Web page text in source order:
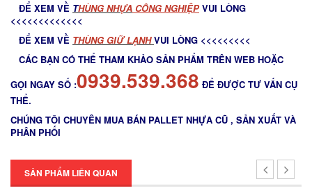
Thớt nhựa làm băng tải
Thớt nhựa nhập khẩu
ĐỂ XEM VỀ THÙNG NHỰA CÔNG NGHIỆP VUI LÒNG
<<<<<<<<<<<<<
ĐỂ XEM VỀ THÙNG GIỮ LẠNH VUI LÒNG <<<<<<<<<
CÁC BẠN CÓ THỂ THAM KHẢO SẢN PHẨM TRÊN WEB HOẶC
GỌI NGAY SỐ :0939.539.368 ĐỂ ĐƯỢC TƯ VẤN CỤ
THỂ.
CHÚNG TÔI CHUYÊN MUA BÁN PALLET NHỰA CŨ , SẢN XUẤT VÀ
PHÂN PHỐI
SẢN PHẨM LIÊN QUAN